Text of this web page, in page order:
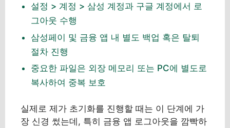
설정 > 계정 > 삼성 계정과 구글 계정에서 로
그아웃 수행
삼성페이 및 금융 앱 내 별도 백업 혹은 탈퇴
절차 진행
중요한 파일은 외장 메모리 또는 PC에 별도로
복사하여 중복 보호
실제로 제가 초기화를 진행할 때는 이 단계에 가
장 신경 썼는데, 특히 금융 앱 로그아웃을 깜빡하